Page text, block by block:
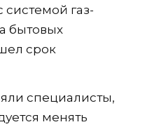
системой газ-
бытовых
срок
специалисты,
менять